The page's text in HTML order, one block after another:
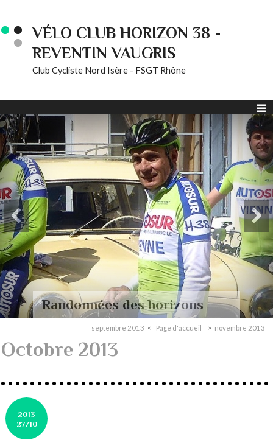
VÉLO CLUB HORIZON 38 -
REVENTIN VAUGRIS
Club Cycliste Nord Isère - FSGT Rhône
Randonnées des horizons
septembre 2013 Page d'accueil novembre 2013
Octobre 2013
2013
27/10